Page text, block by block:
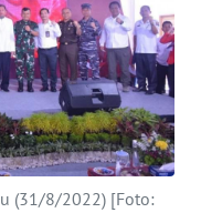
(31/8/2022) [Foto: